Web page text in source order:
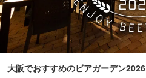
大阪でおすすめのビアガーデン2026